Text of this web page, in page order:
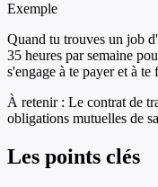
Exemple
Quand tu trouves un job
35 heures par semaine
s'engage à te payer et à
À retenir : Le contrat de
obligations mutuelles de
Les points clés